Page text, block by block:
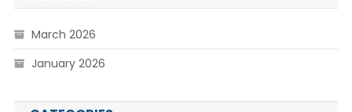
March 2026
January 2026